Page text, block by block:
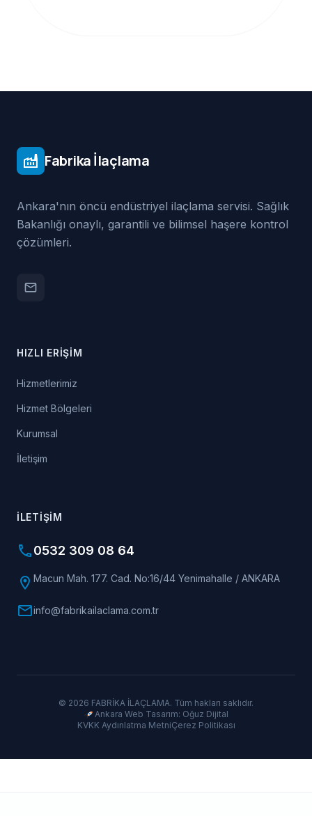
factory Fabrika İlaçlama
Ankara'nın öncü endüstriyel ilaçlama servisi. Sağlık
Bakanlığı onaylı, garantili ve bilimsel haşere kontrol
çözümleri.
email
HIZLI ERIŞIM
Hizmetlerimiz
Hizmet Bölgeleri
Kurumsal
İletişim
İLETIŞIM
phone0532 309 08 64
location_on Macun Mah. 177. Cad. No:16/44 Yenimahalle / ANKARA
mailinfo@fabrikailaclama.com.tr
© 2026 FABRİKA İLAÇLAMA. Tüm hakları saklıdır.
Ankara Web Tasarım: Oğuz Dijital
KVKK Aydınlatma MetniÇerez Politikası